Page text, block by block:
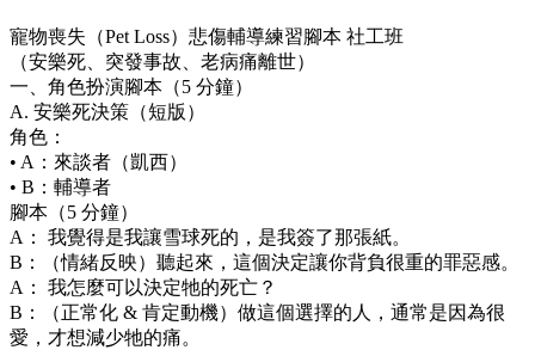
寵物喪失（Pet Loss）悲傷輔導練習腳本 社工班
（安樂死、突發事故、老病痛離世）
一、角色扮演腳本（5 分鐘）
A. 安樂死決策（短版）
角色：
• A：來談者（凱西）
• B：輔導者
腳本（5 分鐘）
A： 我覺得是我讓雪球死的，是我簽了那張紙。
B：（情緒反映）聽起來，這個決定讓你背負很重的罪惡感。
A： 我怎麼可以決定牠的死亡？
B：（正常化 & 肯定動機）做這個選擇的人，通常是因為很
愛，才想減少牠的痛。